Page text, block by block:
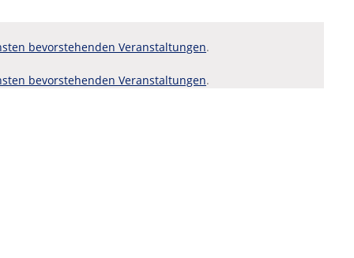
bevorstehenden Veranstaltungen.
bevorstehenden Veranstaltungen.